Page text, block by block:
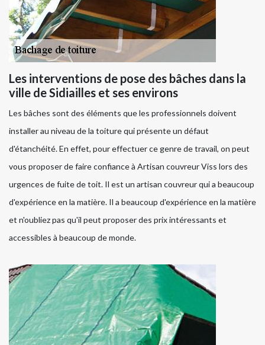
Les interventions de pose des bâches dans la
ville de Sidiailles et ses environs
Les bâches sont des éléments que les professionnels doivent
installer au niveau de la toiture qui présente un défaut
d'étanchéité. En effet, pour effectuer ce genre de travail, on peut
vous proposer de faire confiance à Artisan couvreur Viss lors des
urgences de fuite de toit. Il est un artisan couvreur qui a beaucoup
d'expérience en la matière. Il a beaucoup d'expérience en la matière
et n'oubliez pas qu'il peut proposer des prix intéressants et
accessibles à beaucoup de monde.